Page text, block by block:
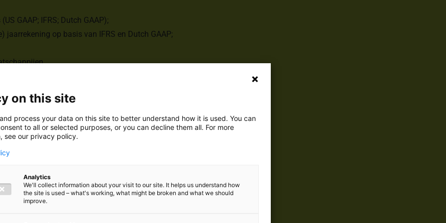
GAAP; IFRS; Dutch GAAP);
jaarrekening op basis van IFRS en Dutch GAAP;
het toepassen van boekhoudkundige principes tijdens het opstellen van de
van jaarrekeningen
(beursgenoteerde) opererende groepen met een omzet tot € 1 miljard met
en maximaal 10 andere landen:
on this site
process your data on this site to better understand how it is used. You can
to all or selected purposes, or you can decline them all. For more
see our privacy policy.
Analytics
We'll collect information about your visit to our site. It helps us understand how
the site is used – what's working, what might be broken and what we should
improve.